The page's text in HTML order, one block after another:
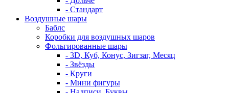
- Стандарт
Воздушные шары
Баблс
Коробки для воздушных шаров
Фольгированные шары
- 3D, Куб, Конус, Зигзаг, Месяц
- Звёзды
- Круги
- Мини фигуры